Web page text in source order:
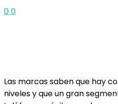
00
Las marcas saben que hay
niveles y que un gran